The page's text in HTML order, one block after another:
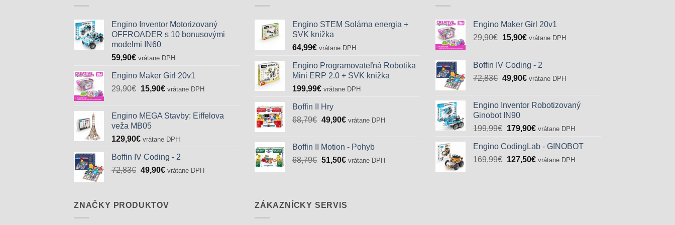
Engino Inventor Motorizovaný
OFFROADER s 10 bonusovými
modelmi IN60
59,90€ vrátane DPH
Engino Maker Girl 20v1
29,90€ Pôvodná
29,90€.
15,90€Aktuálna
15,90€.
vrátane DPH
Engino MEGA Stavby: Eiffelova
veža MB05
129,90€ vrátane DPH
Boffin IV Coding - 2
72,83€ Pôvodná
72,83€.
49,90€Aktuálna
49,90€.
vrátane DPH
Engino STEM Solárna energia +
SVK knižka
64,99€ vrátane DPH
Engino Programovateľná Robotika
Mini ERP 2.0 + SVK knižka
199,99€ vrátane DPH
Boffin II Hry
68,79€ Pôvodná
68,79€.
49,90€Aktuálna
49,90€.
vrátane DPH
Boffin II Motion - Pohyb
68,79€ Pôvodná
51,50€Aktuálna
vrátane DPH
Engino Maker Girl 20v1
29,90€ Pôvodná
29,90€.
15,90€Aktuálna
15,90€.
vrátane DPH
Boffin IV Coding - 2
72,83€ Pôvodná
72,83€.
49,90€Aktuálna
49,90€.
vrátane DPH
Engino Inventor Robotizovaný
Ginobot IN90
199,99€ Pôvodná
bola:
199,99€.
179,90€Aktuálna
je:
179,90€.
vrátane DPH
Engino CodingLab - GINOBOT
169,99€ Pôvodná
127,50€Aktuálna
vrátane DPH
ZNAČKY PRODUKTOV ZÁKAZNÍCKY SERVIS